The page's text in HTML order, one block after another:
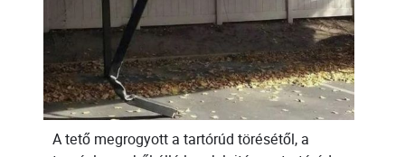
A tető megrogyott a tartórúd törésétől, a